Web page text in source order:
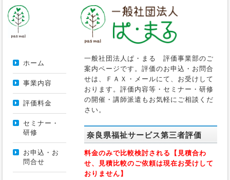
ホーム
事業内容
評価料金
セミナー・
研修
お申込・お
問合せ
一般社団法人ぱ・まる 評価事業部のご
案内ページです。評価のお申込・お問合
せは、ＦＡＸ・メールにて、お受けして
おります。評価内容等・セミナー・研修
の開催・講師派遣もお気軽にご相談くだ
さい。
奈良県福祉サービス第三者評価
料金のみで比較検討される【見積合わ
せ、見積比較のご依頼は現在お受けして
おりません】